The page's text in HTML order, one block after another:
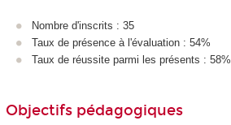
Nombre d'inscrits : 35
Taux de présence à l'évaluation : 54%
Taux de réussite parmi les présents : 58%
Objectifs pédagogiques